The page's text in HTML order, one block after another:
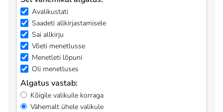
Avalikustati
Saadeti allkirjastamisele
Sai allkirju
Võeti menetlusse
Menetleti lõpuni
Oli menetluses
Algatus vastab:
Kõigile valikuile korraga
Vähemalt ühele valikule